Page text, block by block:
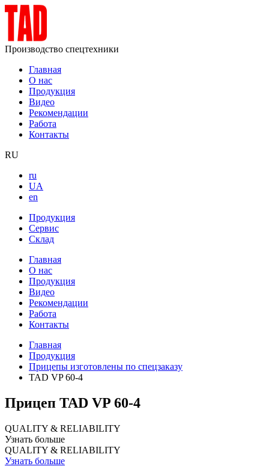
Производство спецтехники
Главная
О нас
Продукция
Видео
Рекомендации
Работа
Контакты
RU
ru
UA
en
Продукция
Сервис
Склад
Главная
О нас
Продукция
Видео
Рекомендации
Работа
Контакты
Главная
Продукция
Прицепы изготовлены по спецзаказу
TAD VP 60-4
Прицеп TAD VP 60-4
QUALITY & RELIABILITY
Узнать больше
QUALITY & RELIABILITY
Узнать больше